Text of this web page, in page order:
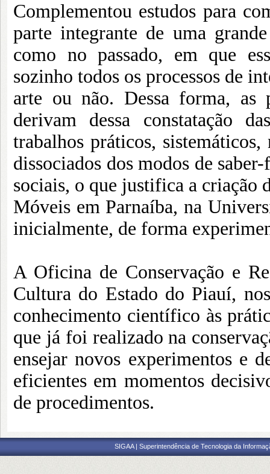
Complementou estudos para
parte integrante de uma
como no passado, em que
sozinho todos os processos de
arte ou não. Dessa forma, as
derivam dessa constatação
trabalhos práticos,
dissociados dos modos de
sociais, o que justifica a criação
Móveis em Parnaíba, na
inicialmente, de forma
A Oficina de Conservação e
Cultura do Estado do Piauí,
conhecimento científico às
que já foi realizado na
ensejar novos experimentos e
eficientes em momentos
de procedimentos.
SIGAA | Superintendência de Tecnologia da